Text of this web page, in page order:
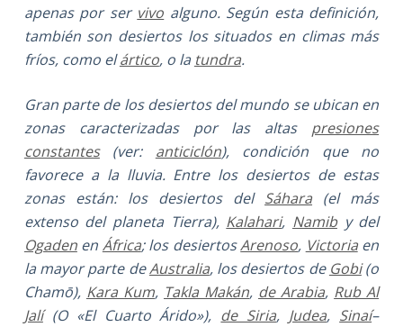
apenas por ser vivo alguno. Según esta definición,
también son desiertos los situados en climas más
fríos, como elártico, o la tundra.
Gran parte de los desiertos del mundo se ubican en
zonas caracterizadas por las altas presiones
constantes(ver: anticiclón), condición que no
favorece a la lluvia. Entre los desiertos de estas
zonas están: los desiertos del Sáhara (el más
extenso del planeta Tierra), Kalahari, Namiby del
Ogadenen África; los desiertosArenoso, Victoriaen
la mayor parte deAustralia, los desiertos de Gobi(o
Chamō), Kara Kum, Takla Makán, de Arabia, Rub Al
Jalí(O «El Cuarto Árido»), de Siria, Judea, Sinaí–